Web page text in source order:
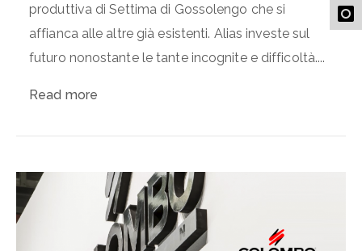
produttiva di Settima di Gossolengo che si
affianca alle altre già esistenti. Alias investe sul
futuro nonostante le tante incognite e difficoltà....
Read more